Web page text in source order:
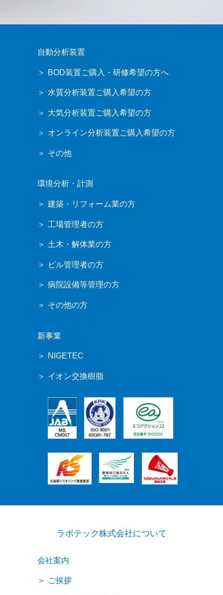
自動分析装置
BOD装置ご購入・研修希望の方へ
水質分析装置ご購入希望の方
大気分析装置ご購入希望の方
オンライン分析装置ご購入希望の方
その他
環境分析・計測
建築・リフォーム業の方
工場管理者の方
土木・解体業の方
ビル管理者の方
病院設備等管理の方
その他の方
新事業
NIGETEC
イオン交換樹脂
ラボテック株式会社について
会社案内
ご挨拶